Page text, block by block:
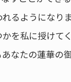
るようになり
を私に授けて
なたの蓮華の